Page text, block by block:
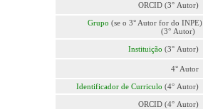
ORCID (3° Autor)
Grupo (se o 3° Autor for do INPE)
(3° Autor)
Instituição (3° Autor)
4° Autor
Identificador de Curriculo (4° Autor)
ORCID (4° Autor)